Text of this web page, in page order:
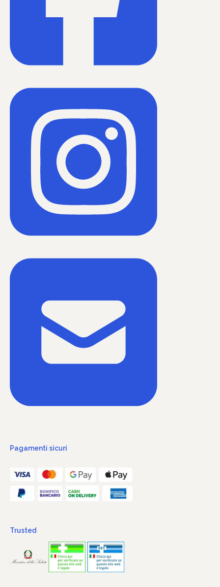
Pagamenti sicuri
Trusted